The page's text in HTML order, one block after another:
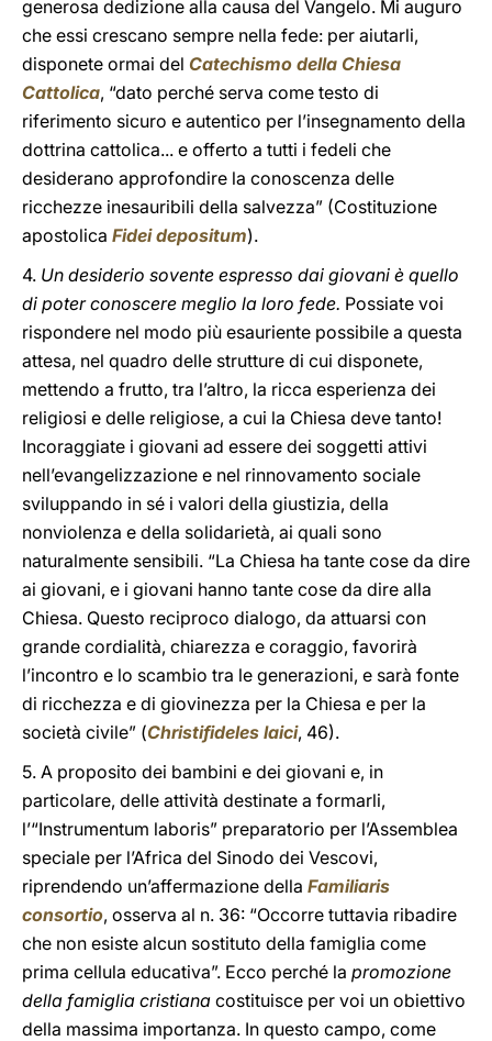
generosa dedizione alla causa del Vangelo. Mi auguro
che essi crescano sempre nella fede: per aiutarli,
disponete ormai del Catechismo della Chiesa
Cattolica, “dato perché serva come testo di
riferimento sicuro e autentico per l’insegnamento della
dottrina cattolica... e offerto a tutti i fedeli che
desiderano approfondire la conoscenza delle
ricchezze inesauribili della salvezza” (Costituzione
apostolica Fidei depositum).
4. Un desiderio sovente espresso dai giovani è quello
di poter conoscere meglio la loro fede. Possiate voi
rispondere nel modo più esauriente possibile a questa
attesa, nel quadro delle strutture di cui disponete,
mettendo a frutto, tra l’altro, la ricca esperienza dei
religiosi e delle religiose, a cui la Chiesa deve tanto!
Incoraggiate i giovani ad essere dei soggetti attivi
nell’evangelizzazione e nel rinnovamento sociale
sviluppando in sé i valori della giustizia, della
nonviolenza e della solidarietà, ai quali sono
naturalmente sensibili. “La Chiesa ha tante cose da dire
ai giovani, e i giovani hanno tante cose da dire alla
Chiesa. Questo reciproco dialogo, da attuarsi con
grande cordialità, chiarezza e coraggio, favorirà
l’incontro e lo scambio tra le generazioni, e sarà fonte
di ricchezza e di giovinezza per la Chiesa e per la
società civile” (Christifideles laici, 46).
5. A proposito dei bambini e dei giovani e, in
particolare, delle attività destinate a formarli,
l’“Instrumentum laboris” preparatorio per l’Assemblea
speciale per l’Africa del Sinodo dei Vescovi,
riprendendo un’affermazione della Familiaris
consortio, osserva al n. 36: “Occorre tuttavia ribadire
che non esiste alcun sostituto della famiglia come
prima cellula educativa”. Ecco perché la promozione
della famiglia cristiana costituisce per voi un obiettivo
della massima importanza. In questo campo, come